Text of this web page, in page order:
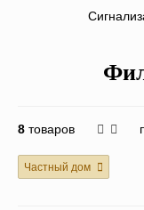
Частный дом
8 товаров